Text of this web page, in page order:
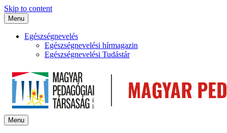
Skip to content
Menu
Egészségnevelés
Egészségnevelési hírmagazin
Egészségnevelési Tudástár
Menu